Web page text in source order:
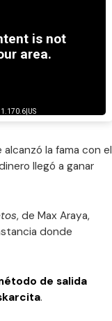
alcanzó la fama con el
llegó a ganar
, de Max Araya,
donde
de salida
.